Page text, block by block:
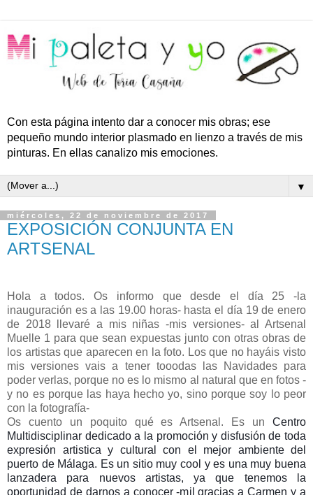
Con esta página intento dar a conocer mis obras; ese
pequeño mundo interior plasmado en lienzo a través de mis
pinturas. En ellas canalizo mis emociones.
▼
miércoles, 22 de noviembre de 2017
EXPOSICIÓN CONJUNTA EN
ARTSENAL
Hola a todos. Os informo que desde el día 25 -la
inauguración es a las 19.00 horas- hasta el día 19 de enero
de 2018 llevaré a mis niñas -mis versiones- al Artsenal
Muelle 1 para que sean expuestas junto con otras obras de
los artistas que aparecen en la foto. Los que no hayáis visto
mis versiones vais a tener tooodas las Navidades para
poder verlas, porque no es lo mismo al natural que en fotos -
y no es porque las haya hecho yo, sino porque soy lo peor
con la fotografía-
Os cuento un poquito qué es Artsenal. Es un Centro
Multidisciplinar dedicado a la promoción y disfusión de toda
expresión artistica y cultural con el mejor ambiente del
puerto de Málaga. Es un sitio muy cool y es una muy buena
lanzadera para nuevos artistas, ya que tenemos la
oportunidad de darnos a conocer -mil gracias a Carmen y a